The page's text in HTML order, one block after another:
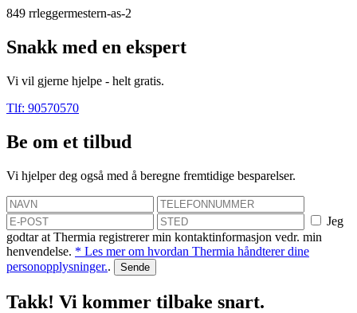
849 rrleggermestern-as-2
Snakk med en ekspert
Vi vil gjerne hjelpe - helt gratis.
Tlf: 90570570
Be om et tilbud
Vi hjelper deg også med å beregne fremtidige besparelser.
Jeg
godtar at Thermia registrerer min kontaktinformasjon vedr. min
henvendelse. * Les mer om hvordan Thermia håndterer dine
personopplysninger..
Takk! Vi kommer tilbake snart.